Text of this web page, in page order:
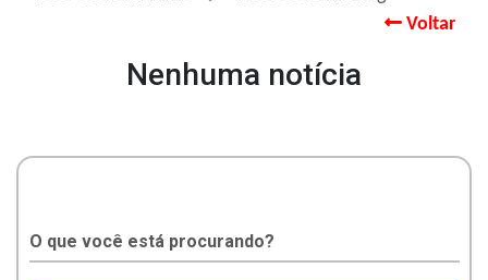
Voltar
Nenhuma notícia